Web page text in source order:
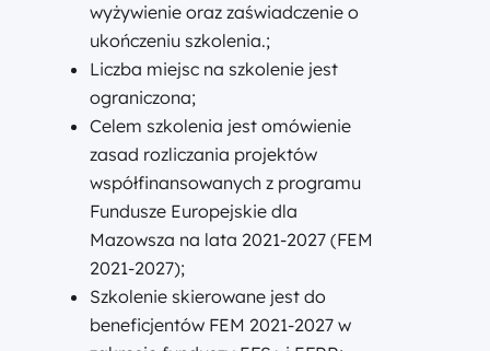
wyżywienie oraz zaświadczenie o
ukończeniu szkolenia.;
Liczba miejsc na szkolenie jest
ograniczona;
Celem szkolenia jest omówienie
zasad rozliczania projektów
współfinansowanych z programu
Fundusze Europejskie dla
Mazowsza na lata 2021-2027 (FEM
2021-2027);
Szkolenie skierowane jest do
beneficjentów FEM 2021-2027 w